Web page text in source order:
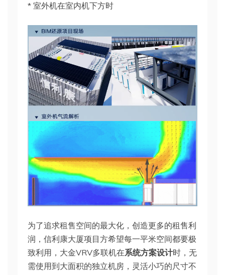
* 室外机在室内机下方时
为了追求租售空间的最大化，创造更多的租售利
润，信利康大厦项目方希望每一平米空间都要极
致利用，大金VRV多联机在系统方案设计时，无
需使用到大面积的独立机房，灵活小巧的尺寸不